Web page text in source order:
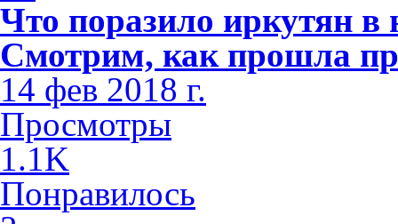
Что поразило иркутян
Смотрим, как прошла
14 фев 2018 г.
Просмотры
1.1K
Понравилось